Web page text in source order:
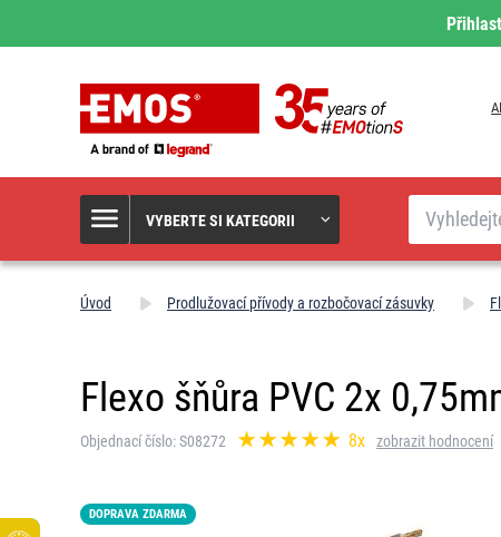
VYBERTE SI KATEGORII
Hledat
Úvod Prodlužovací přívody a rozbočovací zásuvky
Flexo šňůra PVC 2x
Objednací číslo: S08272 8x zobrazit hodnocení
DOPRAVA ZDARMA